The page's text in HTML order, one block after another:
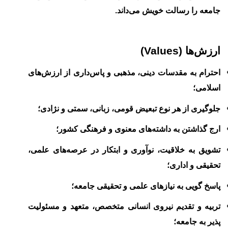
جامعه را رسالت خویش میداند.
ارزشها (
Values
)
احترام به مقدسات دینی، مذهبی و پاسداری از ارزشهای
اسلامی؛
جلوگیری از هر نوع تبعیض قومی، زبانی، سمتی و نژادی؛
ارج گذاشتن به داشته‌های معنوی و فرهنگی کشور ؛
تشویق به خلاقیت، نوآوری و ابتکار در عرصه‌های علمی،
تحقیقی و اداری؛
پاسخ گویی به نیاز ‌های علمی و تحقیقی جامعه؛
تربیه و تقدیم نیروی انسانی متخصص، متعهد و مسئولیت
پذیر به جامعه؛